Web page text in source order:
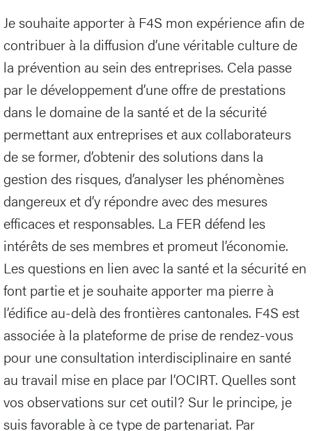
Je souhaite apporter à F4S mon expérience afin de
contribuer à la diffusion d’une véritable culture de
la prévention au sein des entreprises. Cela passe
par le développement d’une offre de prestations
dans le domaine de la santé et de la sécurité
permettant aux entreprises et aux collaborateurs
de se former, d’obtenir des solutions dans la
gestion des risques, d’analyser les phénomènes
dangereux et d’y répondre avec des mesures
efficaces et responsables. La FER défend les
intérêts de ses membres et promeut l’économie.
Les questions en lien avec la santé et la sécurité en
font partie et je souhaite apporter ma pierre à
l’édifice au-delà des frontières cantonales. F4S est
associée à la plateforme de prise de rendez-vous
pour une consultation interdisciplinaire en santé
au travail mise en place par l’OCIRT. Quelles sont
vos observations sur cet outil? Sur le principe, je
suis favorable à ce type de partenariat. Par